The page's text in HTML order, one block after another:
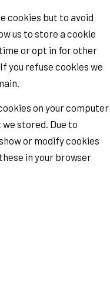
cookies but to avoid
us to store a cookie
or opt in for other
you refuse cookies we
on your computer
we stored. Due to
or modify cookies
in your browser